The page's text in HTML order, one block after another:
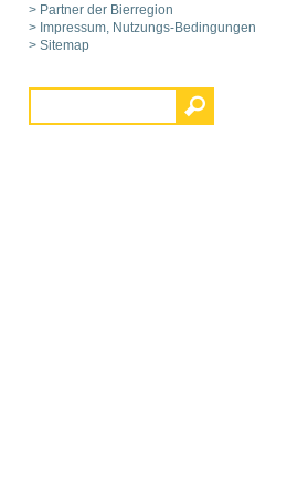
> Partner der Bierregion
> Impressum, Nutzungs-Bedingungen
> Sitemap